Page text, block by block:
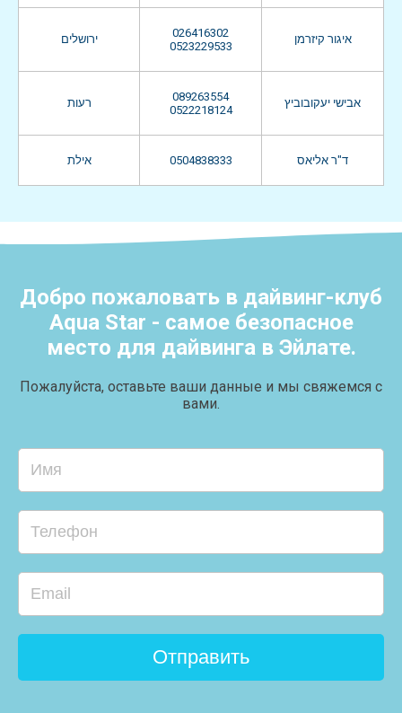
ירושלים
026416302
0523229533
איגור קיזרמן
רעות
089263554
0522218124
אבישי יעקובוביץ
אילת 0504838333 ד"ר אליאס
Добро пожаловать в дайвинг-клуб
Aqua Star - самое безопасное
место для дайвинга в Эйлате.
Пожалуйста, оставьте ваши данные и мы свяжемся с
вами.